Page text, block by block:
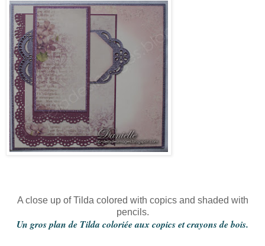
A close up of Tilda colored with copics and shaded with
pencils.
Un gros plan de Tilda coloriée aux copics et crayons de bois.